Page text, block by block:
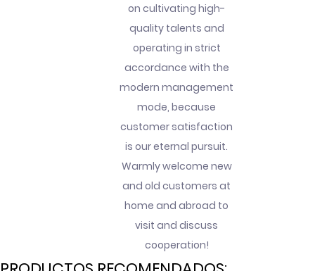
on cultivating high-
quality talents and
operating in strict
accordance with the
modern management
mode, because
customer satisfaction
is our eternal pursuit.
Warmly welcome new
and old customers at
home and abroad to
visit and discuss
cooperation!